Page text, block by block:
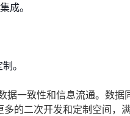
成。
。
一致性和信息流通。数据
的二次开发和定制空间，